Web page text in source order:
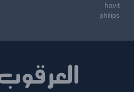
havit
philips